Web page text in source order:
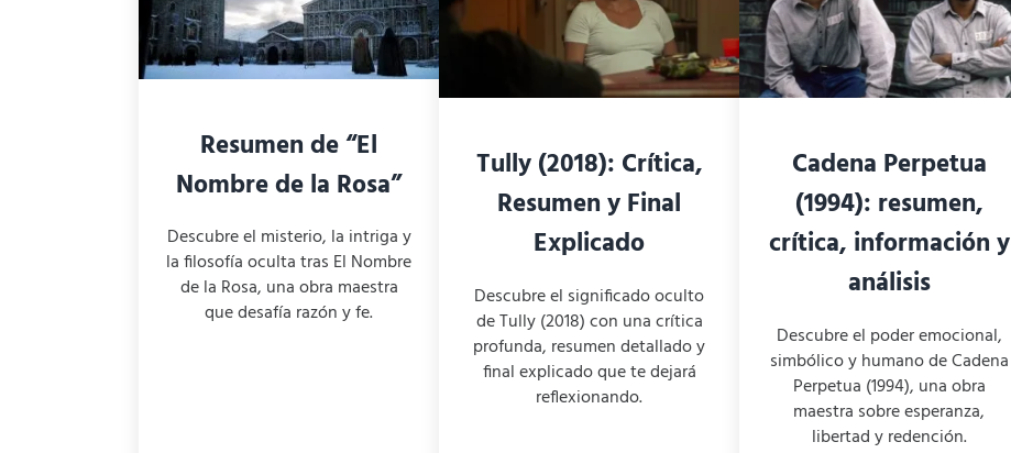
Resumen de “El
Nombre de la Rosa”
Descubre el misterio, la intriga y
la filosofía oculta tras El Nombre
de la Rosa, una obra maestra
que desafía razón y fe.
Tully (2018): Crítica,
Resumen y Final
Explicado
Descubre el significado oculto
de Tully (2018) con una crítica
profunda, resumen detallado y
final explicado que te dejará
reflexionando.
Cadena Perpetua
(1994): resumen,
crítica, información y
análisis
Descubre el poder emocional,
simbólico y humano de Cadena
Perpetua (1994), una obra
maestra sobre esperanza,
libertad y redención.